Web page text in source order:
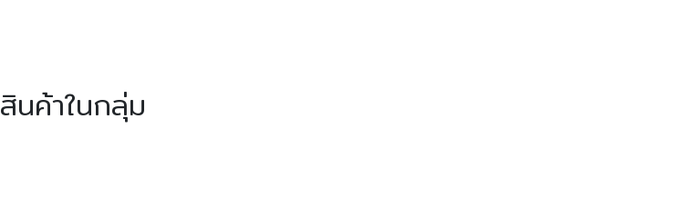
สินค้าในกลุ่ม